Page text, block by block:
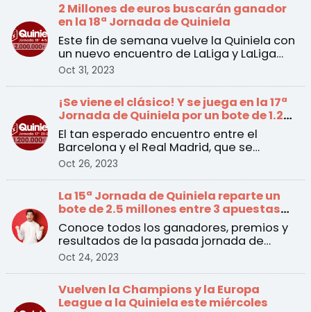
2 Millones de euros buscarán ganador
en la 18ª Jornada de Quiniela
Este fin de semana vuelve la Quiniela con
un nuevo encuentro de LaLiga y LaLiga
Hypermotion a pa ...
Oct 31, 2023
¡Se viene el clásico! Y se juega en la 17ª
Jornada de Quiniela por un bote de 1.2
millones de euros
El tan esperado encuentro entre el
Barcelona y el Real Madrid, que se
Oct 26, 2023
La 15ª Jornada de Quiniela reparte un
bote de 2.5 millones entre 3 apuestas
ganadoras
Conoce todos los ganadores, premios y
resultados de la pasada jornada de
Quiniela
Oct 24, 2023
Vuelven la Champions y la Europa
League a la Quiniela este miércoles